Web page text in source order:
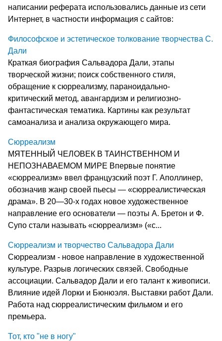
написании реферата использовались данные из сети
Интернет, в частности информация с сайтов:
Философское и эстетическое толкование творчества С.
Дали
Краткая биография Сальвадора Дали, этапы
творческой жизни; поиск собственного стиля,
обращение к сюрреализму, параноидально-
критический метод, авангардизм и религиозно-
фантастическая тематика. Картины как результат
самоанализа и анализа окружающего мира.
Сюрреализм
МЯТЕННЫЙ ЧЕЛОВЕК В ТАИНСТВЕННОМ И
НЕПОЗНАВАЕМОМ МИРЕ Впервые понятие
«сюрреализм» ввел французский поэт Г. Апол­линер,
обозначив жанр своей пьесы — «сюрреалистическая
драма». В 20—30-х годах новое художественное
направление его основатели — поэты А. Бретон и Ф.
Супо стали называть «сюрреализм» («с...
Сюрреализм и творчество Сальвадора Дали
Сюрреализм - новое направление в художественной
культуре. Разрыв логических связей. Свободные
ассоциации. Сальвадор Дали и его талант к живописи.
Влияние идей Лорки и Бюнюэля. Выставки работ Дали.
Работа над сюрреалистическим фильмом и его
премьера.
Тот, кто "не в ногу"